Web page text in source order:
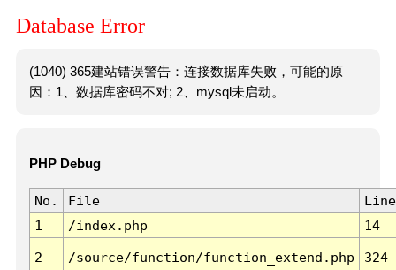
Database Error
(1040) 365建站错误警告：连接数据库失败，可能的原
因：1、数据库密码不对; 2、mysql未启动。
PHP Debug
No. File
Line
1
/index.php 14
2 /source/function/function_extend.php 324